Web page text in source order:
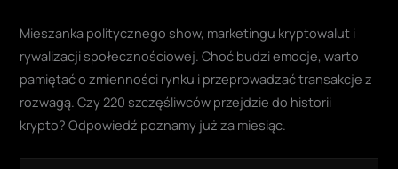
Mieszanka politycznego show, marketingu kryptowalut i
rywalizacji społecznościowej. Choć budzi emocje, warto
pamiętać o zmienności rynku i przeprowadzać transakcje z
rozwagą. Czy 220 szczęśliwców przejdzie do historii
krypto? Odpowiedź poznamy już za miesiąc.